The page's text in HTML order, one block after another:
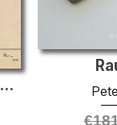
€
Plan für die Berliner Kunstausstellung